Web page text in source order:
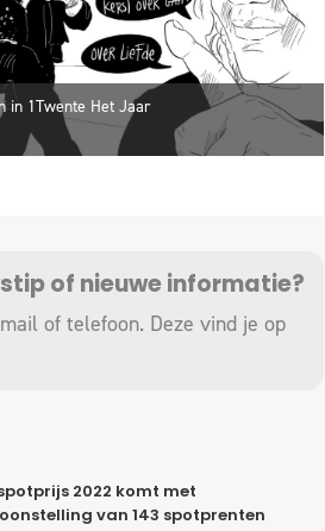
in 1Twente Het Jaar
of nieuwe informatie?
of telefoon. Deze vind je op
2022 komt met
van 143 spotprenten